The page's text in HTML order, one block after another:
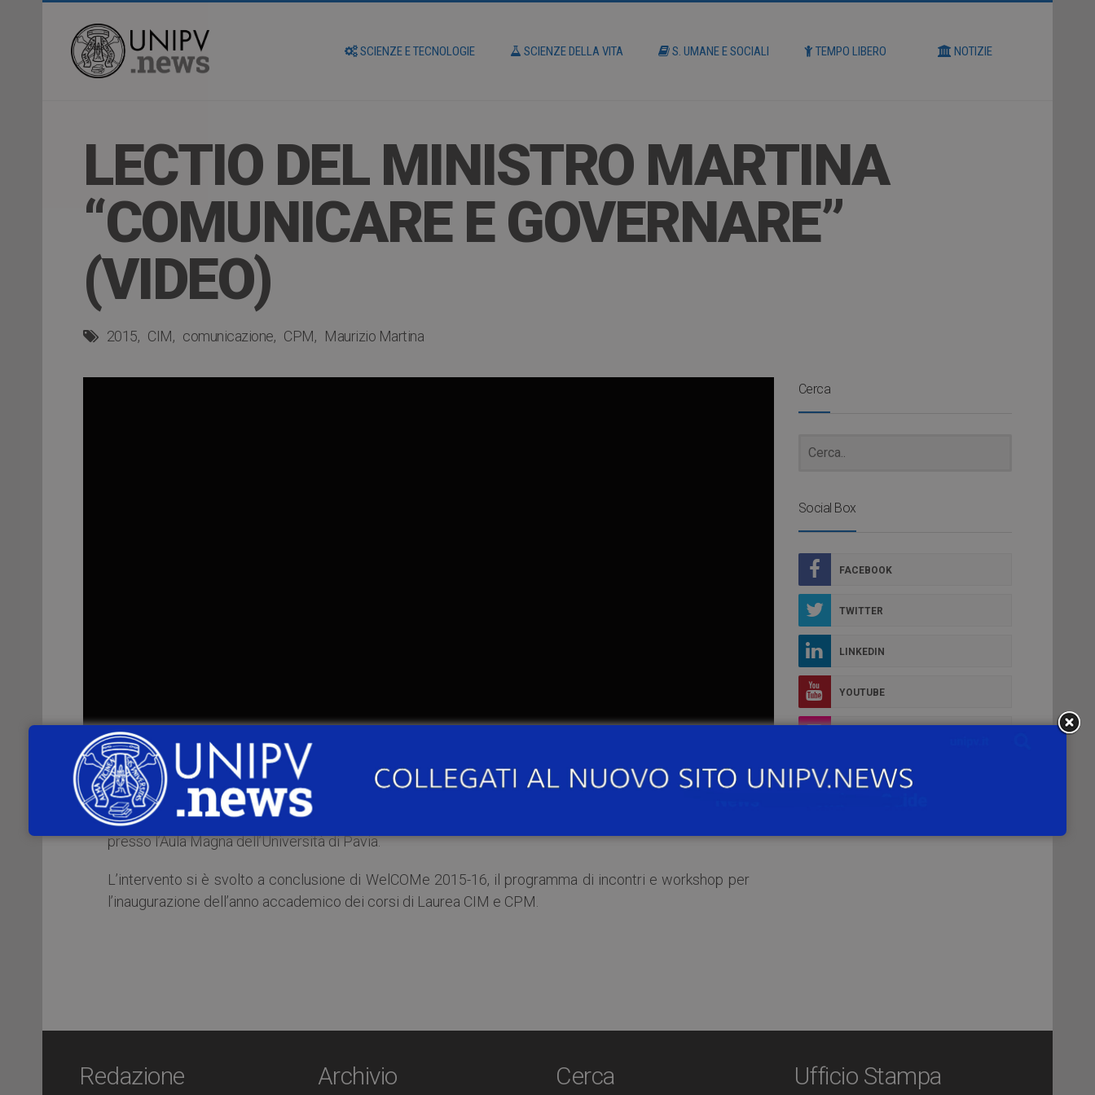
SCIENZE E TECNOLOGIE SCIENZE DELLA VITA S. UMANE E SOCIALI TEMPO LIBERO NOTIZIE
LECTIO DEL MINISTRO MARTINA
“COMUNICARE E GOVERNARE”
(VIDEO)
2015 CIM comunicazione CPM Maurizio Martina
Online il video della lectio sul tema “Comunicare e Governare” tenuta dal Ministro delle Politiche
agricole, alimentari e forestali e Delegato EXPO del governo Maurizio Martina lunedì 5 ottobre 2015
presso l’Aula Magna dell’Università di Pavia.
L’intervento si è svolto a conclusione di WelCOMe 2015-16, il programma di incontri e workshop per
l’inaugurazione dell’anno accademico dei corsi di Laurea CIM e CPM.
Cerca
Social Box
FACEBOOK
TWITTER
LINKEDIN
YOUTUBE
INSTAGRAM
Redazione Archivio Cerca Ufficio Stampa